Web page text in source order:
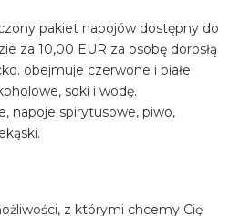
pakiet napojów dostępny do
za 10,00 EUR za osobę dorosłą
obejmuje czerwone i białe
soki i wodę.
napoje spirytusowe, piwo,
z którymi chcemy Cię